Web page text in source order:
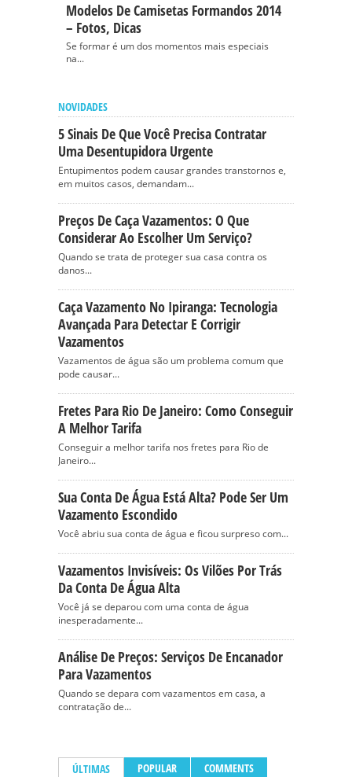
Modelos De Camisetas Formandos 2014
– Fotos, Dicas
Se formar é um dos momentos mais especiais
na...
NOVIDADES
5 Sinais De Que Você Precisa Contratar
Uma Desentupidora Urgente
Entupimentos podem causar grandes transtornos e,
em muitos casos, demandam...
Preços De Caça Vazamentos: O Que
Considerar Ao Escolher Um Serviço?
Quando se trata de proteger sua casa contra os
danos...
Caça Vazamento No Ipiranga: Tecnologia
Avançada Para Detectar E Corrigir
Vazamentos
Vazamentos de água são um problema comum que
pode causar...
Fretes Para Rio De Janeiro: Como Conseguir
A Melhor Tarifa
Conseguir a melhor tarifa nos fretes para Rio de
Janeiro...
Sua Conta De Água Está Alta? Pode Ser Um
Vazamento Escondido
Você abriu sua conta de água e ficou surpreso com...
Vazamentos Invisíveis: Os Vilões Por Trás
Da Conta De Água Alta
Você já se deparou com uma conta de água
inesperadamente...
Análise De Preços: Serviços De Encanador
Para Vazamentos
Quando se depara com vazamentos em casa, a
contratação de...
ÚLTIMAS POPULAR COMMENTS